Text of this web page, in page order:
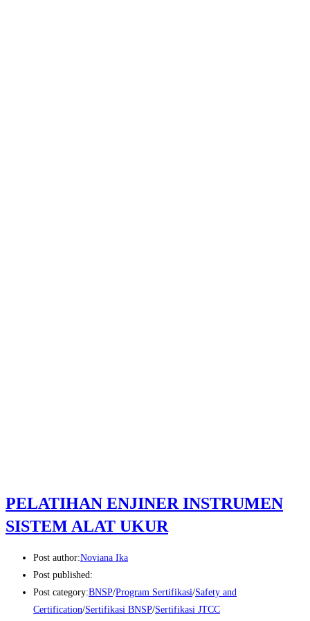
PELATIHAN ENJINER INSTRUMEN
SISTEM ALAT UKUR
Post author:Noviana Ika
Post published:
Post category:BNSP/Program Sertifikasi/Safety and
Certification/Sertifikasi BNSP/Sertifikasi JTCC